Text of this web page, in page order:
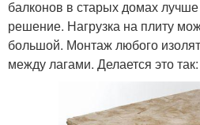
балконов в старых домах
решение. Нагрузка на плиту
большой. Монтаж любого
между лагами. Делается это так: